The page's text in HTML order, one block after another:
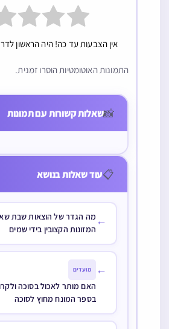
אין הצבעות עד כה! היה הראשון
התמונות האוטומטיות הוסרו זמנית.
📸שאלות קשורות עם תמונות
מי שקונה צרכי
שבת בחנות יקרה
ההפרש במחיר
נחשב הוצאות
שבת שאינן מן
📋עוד שאלות בנושא
← מה הגדר של הוצאות שבת
המזונות הקצובין בידי שמים
← מועדים
האם מותר לאכול בסוכה
בספר המונח מחוץ לסוכה